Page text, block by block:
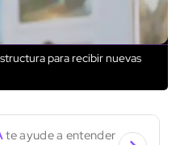
para recibir nuevas
te ayude a entender